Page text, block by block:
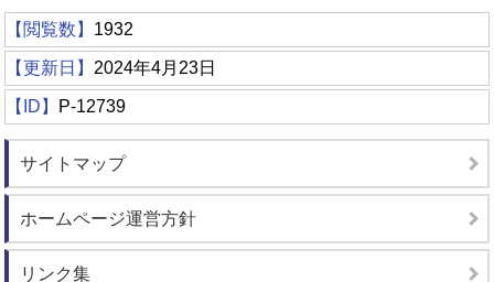
【閲覧数】 1932
【更新日】 2024年4月23日
【ID】 P-12739
サイトマップ
ホームページ運営方針
リンク集